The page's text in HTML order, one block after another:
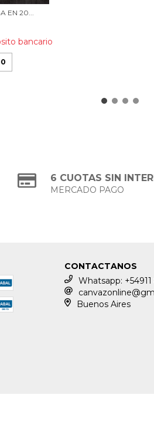
EN 20...
bancario
6 CUOTAS SIN
MERCADO PAGO
CONTACTANOS
Whatsapp:
Buenos Aires